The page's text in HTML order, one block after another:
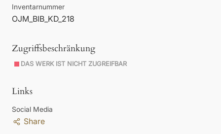
Inventarnummer
OJM_BIB_KD_218
Zugriffsbeschränkung
DAS WERK IST NICHT ZUGREIFBAR
Links
Social Media
Share